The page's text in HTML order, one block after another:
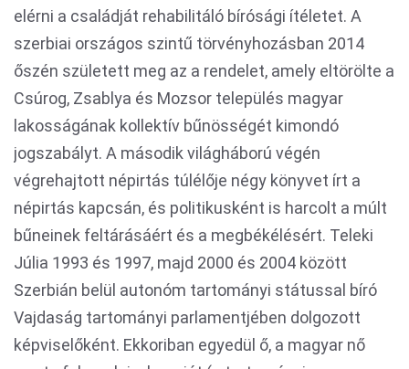
elérni a családját rehabilitáló bírósági ítéletet. A
szerbiai országos szintű törvényhozásban 2014
őszén született meg az a rendelet, amely eltörölte a
Csúrog, Zsablya és Mozsor település magyar
lakosságának kollektív bűnösségét kimondó
jogszabályt. A második világháború végén
végrehajtott népirtás túlélője négy könyvet írt a
népirtás kapcsán, és politikusként is harcolt a múlt
bűneinek feltárásáért és a megbékélésért. Teleki
Júlia 1993 és 1997, majd 2000 és 2004 között
Szerbián belül autonóm tartományi státussal bíró
Vajdaság tartományi parlamentjében dolgozott
képviselőként. Ekkoriban egyedül ő, a magyar nő